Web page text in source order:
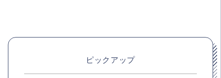
ピックアップ